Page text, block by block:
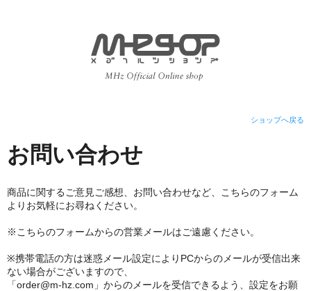
ショップへ戻る
お問い合わせ
商品に関するご意見ご感想、お問い合わせなど、こちらのフォーム
よりお気軽にお尋ねください。
※こちらのフォームからの営業メールはご遠慮ください。
※携帯電話の方は迷惑メール設定によりPCからのメールが受信出来
ない場合がございますので、
「order@m-hz.com」からのメールを受信できるよう、設定をお願